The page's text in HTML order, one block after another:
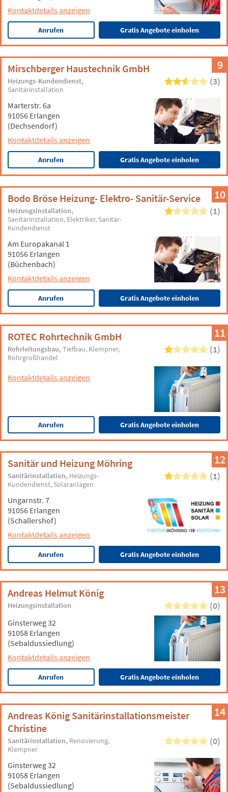
Kontaktdetails anzeigen
Anrufen Gratis Angebote einholen
9
Mirschberger Haustechnik GmbH
Heizungs-Kundendienst
Sanitärinstallation
(3)
Marterstr. 6a
91056 Erlangen
(Dechsendorf)
Kontaktdetails anzeigen
Anrufen Gratis Angebote einholen
10
Bodo Bröse Heizung- Elektro- Sanitär-Service
Heizungsinstallation
Sanitärinstallation Elektriker Sanitär-
Kundendienst
(1)
Am Europakanal 1
91056 Erlangen
(Büchenbach)
Kontaktdetails anzeigen
Anrufen Gratis Angebote einholen
11
ROTEC Rohrtechnik GmbH
Rohrleitungsbau Tiefbau Klempner
Rohrgroßhandel
(1)
Kontaktdetails anzeigen
Anrufen Gratis Angebote einholen
12
Sanitär und Heizung Möhring
Sanitärinstallation Heizungs-
Kundendienst Solaranlagen
(1)
Ungarnstr. 7
91056 Erlangen
(Schallershof)
Kontaktdetails anzeigen
Anrufen Gratis Angebote einholen
13
Andreas Helmut König
Heizungsinstallation (0)
Ginsterweg 32
91058 Erlangen
(Sebaldussiedlung)
Kontaktdetails anzeigen
Anrufen Gratis Angebote einholen
14
Andreas König Sanitärinstallationsmeister
Christine
Sanitärinstallation Renovierung
Klempner
(0)
Ginsterweg 32
91058 Erlangen
(Sebaldussiedlung)